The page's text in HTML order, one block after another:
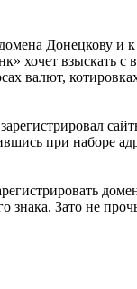
Донецкову и
хочет взыскать с
валют,
при наборе
Зато не